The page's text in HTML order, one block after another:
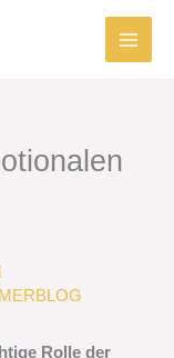
Rolle der